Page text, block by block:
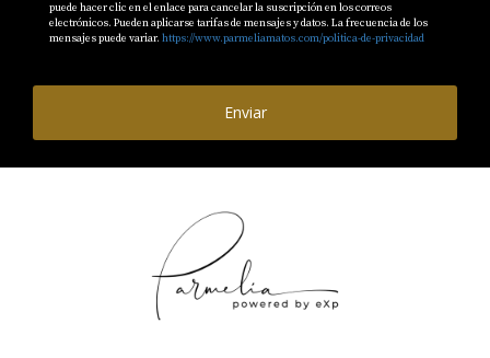
puede hacer clic en el enlace para cancelar la suscripción en los correos
electrónicos. Pueden aplicarse tarifas de mensajes y datos. La frecuencia de los
mensajes puede variar. https://www.parmeliamatos.com/politica-de-privacidad
Enviar